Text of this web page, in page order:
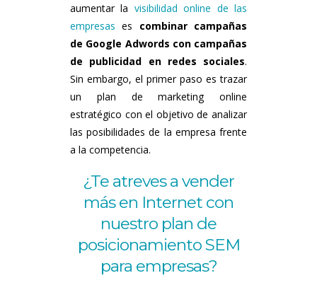
aumentar la visibilidad online de las
empresas es combinar campañas
de Google Adwords con campañas
de publicidad en redes sociales.
Sin embargo, el primer paso es trazar
un plan de marketing online
estratégico con el objetivo de analizar
las posibilidades de la empresa frente
a la competencia.
¿Te atreves a vender
más en Internet con
nuestro plan de
posicionamiento SEM
para empresas?